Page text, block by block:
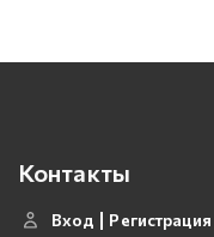
Контакты
Вход
Регистрация